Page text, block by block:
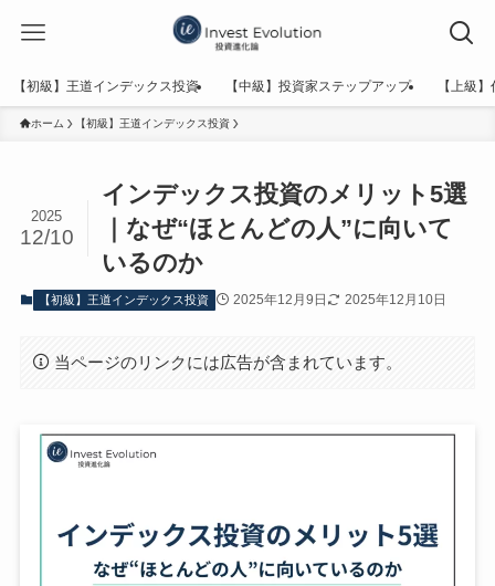
【初級】王道インデックス投資 【中級】投資家ステップアップ 【上級
ホーム 【初級】王道インデックス投資
インデックス投資のメリット5選
｜なぜ“ほとんどの人”に向いて
いるのか
2025
12/10
【初級】王道インデックス投資 2025年12月9日 2025年12月10日
当ページのリンクには広告が含まれています。